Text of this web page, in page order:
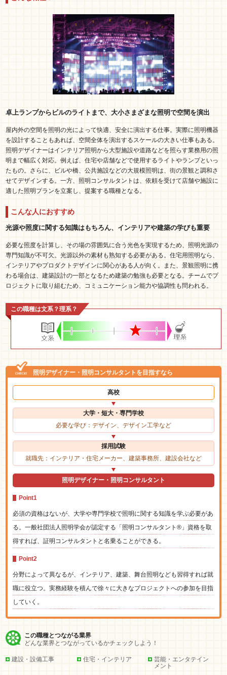
卓上ランプからビルのライトまで、大小さまざまな照明で空間を演出
屋内外の空間を照明の光によって快適、安全に演出する仕事。実際に照明機器
を設計することもあれば、空間全体を演出するスケールの大きい仕事もある。
照明デザイナーはインテリア照明から大型施設や道路などを照らす業務用の照
明まで幅広く対応。例えば、住宅や店舗などで使用するライトやランプといっ
たもの。さらに、ビルや橋、公共施設などの大規模照明は、街の景観と調和さ
せてデザインする。一方、照明コンサルタントは、依頼を受けて店舗や施設に
適した照明プランを立案し、提案する職種となる。
こんな人におすすめ
光源や照度に関する知識はもちろん、インテリアや建築の学びも重要
必要な照度を計算し、その場の雰囲気に合う光色を実現するため、照明光源の
専門知識が不可欠。光源以外の素材も熟知する必要がある。住宅用照明なら、
インテリアやプロダクトデザインに関心がある人が向く。また、景観照明に携
わる場合は、建築設計の一部となるため建築の勉強も必要となる。チームでプ
ロジェクトに取り組むため、コミュニケーション能力や協調性も問われる。
この職種は文系？理系？
照明デザイナー・照明コンサルタントを目指すなら
高校
大学・短大・専門学校
必要な学び：デザイン、デザイン工学など
採用試験
就職先：インテリア・住宅メーカー、建築事務所、建設会社など
照明デザイナー・照明コンサルタント
Point1
必須の資格はないが、大学や専門学校で照明に関する知識を学ぶ必要があ
る。一般社団法人照明学会が認定する「照明コンサルタント®」資格を取
得すれば、証明コンサルタントと名乗ることができる。
Point2
分野によって異なるが、インテリア、建築、舞台照明なども習得すれば就
職に役立つ。実務経験を積んで徐々に大きなプロジェクトへの参加を目指
していく。
この職種とつながる業界
どんな業界とつながっているかチェックしよう！
建設・設備工事 住宅・インテリア
芸能・エンタテイン
メント